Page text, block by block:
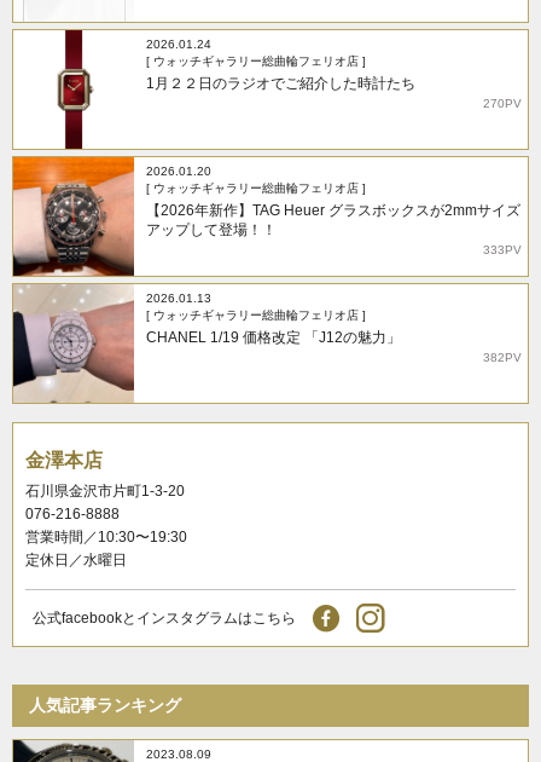
2026.01.24
[ ウォッチギャラリー総曲輪フェリオ店 ]
1月２２日のラジオでご紹介した時計たち
270PV
2026.01.20
[ ウォッチギャラリー総曲輪フェリオ店 ]
【2026年新作】TAG Heuer グラスボックスが2mmサイズ
アップして登場！！
333PV
2026.01.13
[ ウォッチギャラリー総曲輪フェリオ店 ]
CHANEL 1/19 価格改定 「J12の魅力」
382PV
金澤本店
石川県金沢市片町1-3-20
076-216-8888
営業時間／10:30〜19:30
定休日／水曜日
公式facebookとインスタグラムはこちら
人気記事ランキング
2023.08.09